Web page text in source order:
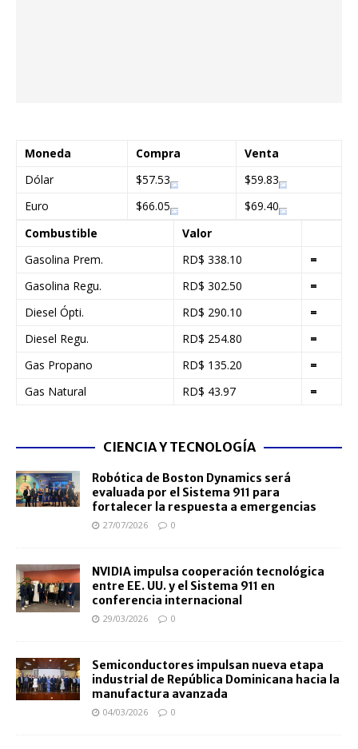
Moneda Compra
Venta
Dólar
$57.53
$59.83
Euro
$66.05
$69.40
Combustible
Valor
Gasolina Prem.
RD$ 338.10
=
Gasolina Regu.
RD$ 302.50
=
Diesel Ópti.
RD$ 290.10
=
Diesel Regu.
RD$ 254.80
=
Gas Propano
RD$ 135.20
=
Gas Natural
RD$ 43.97 =
CIENCIA Y TECNOLOGÍA
Robótica de Boston Dynamics será
evaluada por el Sistema 911 para
fortalecer la respuesta a emergencias
27/07/2026 0
NVIDIA impulsa cooperación tecnológica
entre EE. UU. y el Sistema 911 en
conferencia internacional
29/03/2026 0
Semiconductores impulsan nueva etapa
industrial de República Dominicana hacia la
manufactura avanzada
04/03/2026 0